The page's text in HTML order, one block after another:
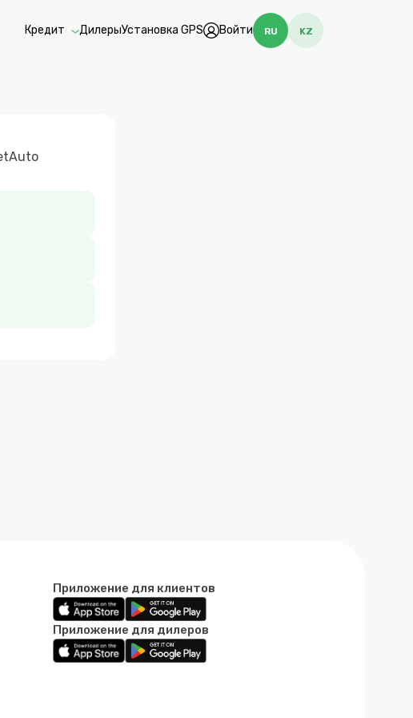
Кредит ДилерыУстановка GPS Войти RU KZ
Приложение для клиентов
Приложение для дилеров